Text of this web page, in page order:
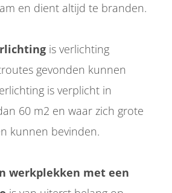
en dient altijd te branden.
is verlichting
gevonden kunnen
is verplicht in
60 m2 en waar zich grote
kunnen bevinden.
werkplekken met een